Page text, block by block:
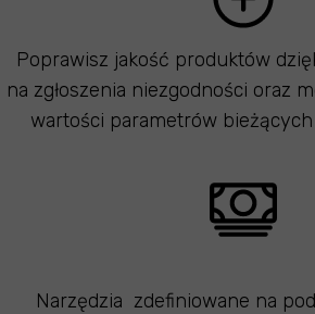
Poprawisz jakość produktów
na zgłoszenia niezgodności oraz
wartości parametrów
Narzędzia zdefiniowane na